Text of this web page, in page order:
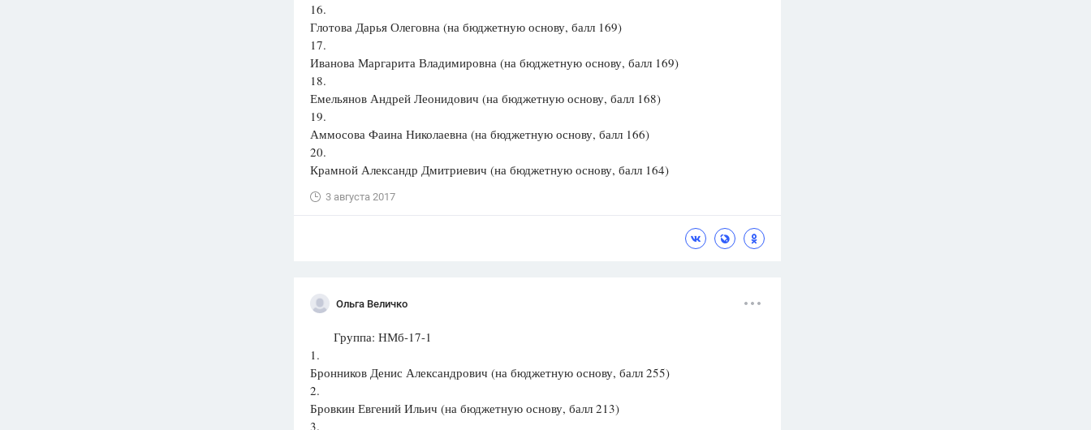
16.
Глотова Дарья Олеговна (на бюджетную основу, балл 169)
17.
Иванова Маргарита Владимировна (на бюджетную основу, балл 169)
18.
Емельянов Андрей Леонидович (на бюджетную основу, балл 168)
19.
Аммосова Фаина Николаевна (на бюджетную основу, балл 166)
20.
Крамной Александр Дмитриевич (на бюджетную основу, балл 164)
3 августа 2017
Ольга Величко
Группа: НМб-17-1
1.
Бронников Денис Александрович (на бюджетную основу, балл 255)
2.
Бровкин Евгений Ильич (на бюджетную основу, балл 213)
3.